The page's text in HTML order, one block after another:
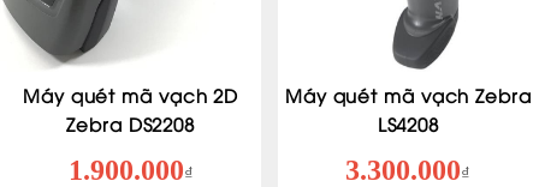
Máy quét mã vạch 2D
Zebra DS2208
1.900.000₫
Máy quét mã vạch Zebra
LS4208
3.300.000₫